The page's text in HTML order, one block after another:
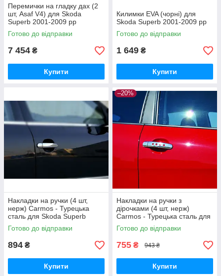
Перемички на гладку дах (2
шт, Asaf V4) для Skoda
Superb 2001-2009 рр
Готово до відправки
7 454 ₴
Купити
Килимки EVA (чорні) для
Skoda Superb 2001-2009 рр
Готово до відправки
1 649 ₴
Купити
Накладки на ручки (4 шт,
нерж) Carmos - Турецька
сталь для Skoda Superb
2001-2009 рр
Готово до відправки
894 ₴
Купити
–20%
Накладки на ручки з
дірочками (4 шт, нерж)
Carmos - Турецька сталь для
Skoda Superb 2001-2009 рр
Готово до відправки
755 ₴ 943 ₴
Купити